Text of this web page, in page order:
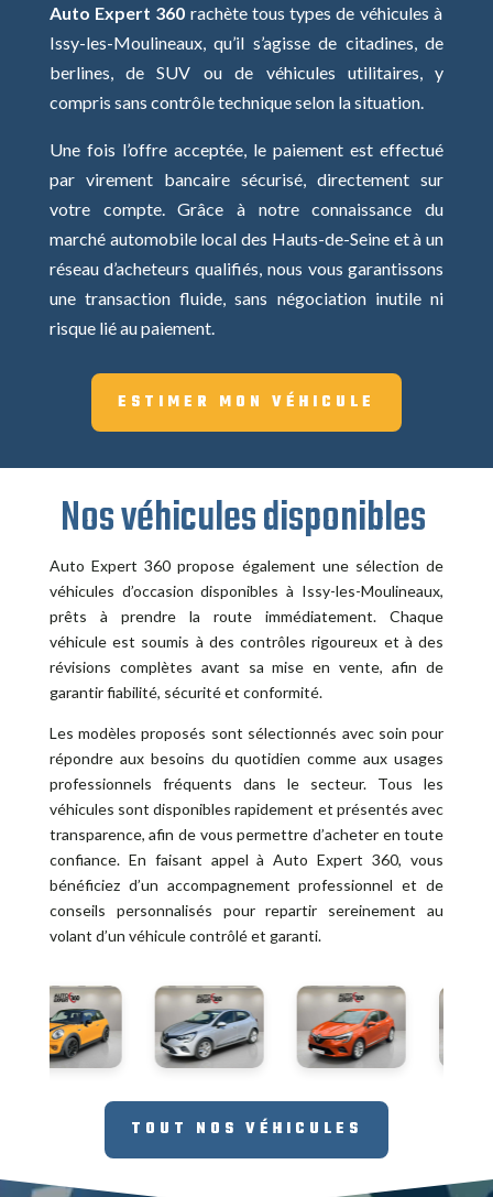
Auto Expert 360 rachète tous types de véhicules à
Issy-les-Moulineaux, qu’il s’agisse de citadines, de
berlines, de SUV ou de véhicules utilitaires, y
compris sans contrôle technique selon la situation.
Une fois l’offre acceptée, le paiement est effectué
par virement bancaire sécurisé, directement sur
votre compte. Grâce à notre connaissance du
marché automobile local des Hauts-de-Seine et à un
réseau d’acheteurs qualifiés, nous vous garantissons
une transaction fluide, sans négociation inutile ni
risque lié au paiement.
ESTIMER MON VÉHICULE
Nos véhicules disponibles
Auto Expert 360 propose également une sélection de
véhicules d’occasion disponibles à Issy-les-Moulineaux,
prêts à prendre la route immédiatement. Chaque
véhicule est soumis à des contrôles rigoureux et à des
révisions complètes avant sa mise en vente, afin de
garantir fiabilité, sécurité et conformité.
Les modèles proposés sont sélectionnés avec soin pour
répondre aux besoins du quotidien comme aux usages
professionnels fréquents dans le secteur. Tous les
véhicules sont disponibles rapidement et présentés avec
transparence, afin de vous permettre d’acheter en toute
confiance. En faisant appel à Auto Expert 360, vous
bénéficiez d’un accompagnement professionnel et de
conseils personnalisés pour repartir sereinement au
volant d’un véhicule contrôlé et garanti.
TOUT NOS VÉHICULES